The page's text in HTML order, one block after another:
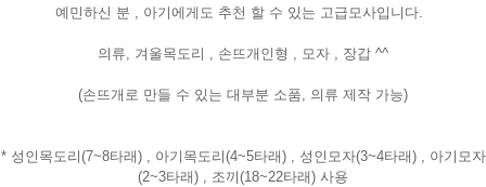
예민하신 분 , 아기에게도 추천 할 수 있는 고급모사입니다.
의류, 겨울목도리 , 손뜨개인형 , 모자 , 장갑 ^^
(손뜨개로 만들 수 있는 대부분 소품, 의류 제작 가능)
* 성인목도리(7~8타래) , 아기목도리(4~5타래) , 성인모자(3~4타래) , 아기모자
(2~3타래) , 조끼(18~22타래) 사용